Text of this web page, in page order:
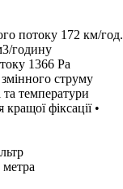
потоку 172 км/год.
годину
1366 Pa
струму
температури
фіксації •